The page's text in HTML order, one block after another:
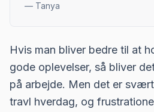
— Tanya
Hvis man bliver bedre til at
gode oplevelser, så bliver
på arbejde. Men det er
travl hverdag, og